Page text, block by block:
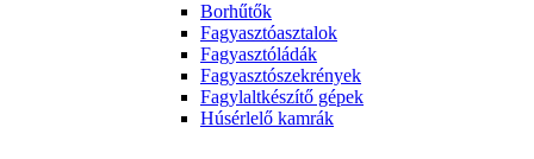
Borhűtők
Fagyasztóasztalok
Fagyasztóládák
Fagyasztószekrények
Fagylaltkészítő gépek
Húsérlelő kamrák